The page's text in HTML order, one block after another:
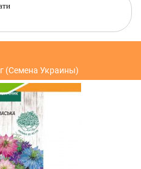
(Семена Украины)